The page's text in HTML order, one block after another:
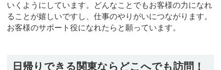
いくようにしています。どんなことでもお客様の力になれ
ることが嬉しいですし、仕事のやりがいにつながります。
お客様のサポート役になれたらと願っています。
日帰りできる関東ならどこへでも訪問！